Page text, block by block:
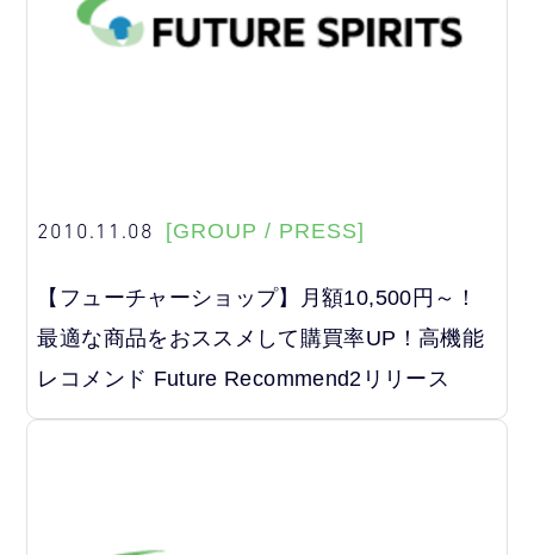
2010.11.08 [GROUP / PRESS]
【フューチャーショップ】月額10,500円～！
最適な商品をおススメして購買率UP！高機能
レコメンド Future Recommend2リリース